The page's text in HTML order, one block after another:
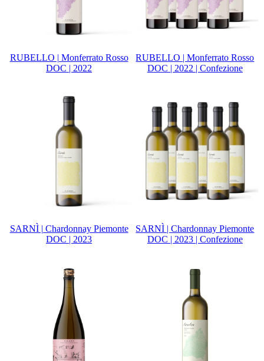
RUBELLO | Monferrato Rosso
DOC | 2022
RUBELLO | Monferrato Rosso
DOC | 2022 | Confezione
SARNÌ | Chardonnay Piemonte
DOC | 2023
SARNÌ | Chardonnay Piemonte
DOC | 2023 | Confezione